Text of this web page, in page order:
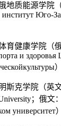
质能源学院（
институт Юго-
健康学院（俄
и здоpовья
）
克学院（英文
；俄文
университет